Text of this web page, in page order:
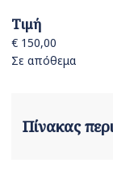
Τιμή
€ 150,00
Σε απόθεμα
Πίνακας